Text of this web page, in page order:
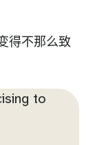
得不那么致